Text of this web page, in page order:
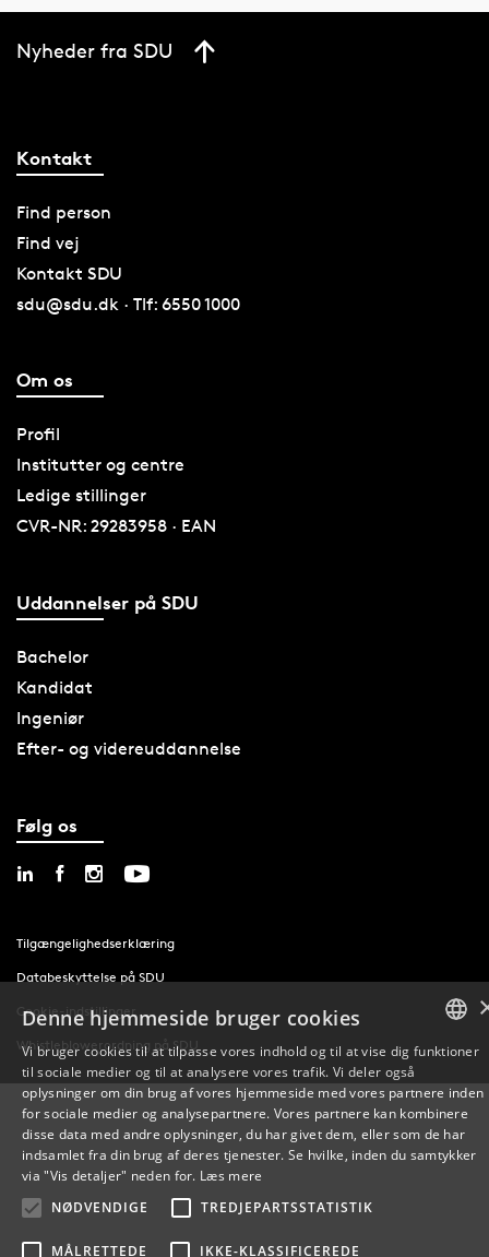
Nyheder fra SDU
Kontakt
Find person
Find vej
Kontakt SDU
sdu@sdu.dk · Tlf: 6550 1000
Om os
Profil
Institutter og centre
Ledige stillinger
CVR-NR: 29283958 · EAN
Uddannelser på SDU
Bachelor
Kandidat
Ingeniør
Efter- og videreuddannelse
Følg os
Tilgængelighedserklæring
Databeskyttelse på SDU
Cookie-indstillinger
Whistleblowerordning på SDU
ENGLISH
Denne hjemmeside bruger cookies
Vi bruger cookies til at tilpasse vores indhold og til at vise dig funktioner
til sociale medier og til at analysere vores trafik. Vi deler også
oplysninger om din brug af vores hjemmeside med vores partnere inden
for sociale medier og analysepartnere. Vores partnere kan kombinere
disse data med andre oplysninger, du har givet dem, eller som de har
indsamlet fra din brug af deres tjenester. Se hvilke, inden du samtykker
via "Vis detaljer" neden for. Læs mere
NØDVENDIGE
TREDJEPARTSSTATISTIK
MÅLRETTEDE IKKE-KLASSIFICEREDE